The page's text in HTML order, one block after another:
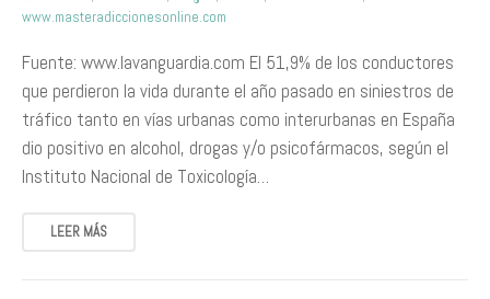
www.masteradiccionesonline.com
Fuente: www.lavanguardia.com El 51,9% de los conductores
que perdieron la vida durante el año pasado en siniestros de
tráfico tanto en vías urbanas como interurbanas en España
dio positivo en alcohol, drogas y/o psicofármacos, según el
Instituto Nacional de Toxicología…
LEER MÁS